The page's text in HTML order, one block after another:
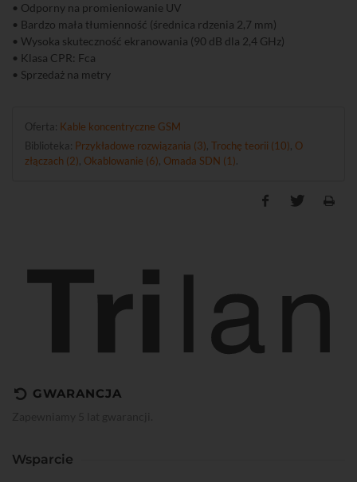
• Odporny na promieniowanie UV
• Bardzo mała tłumienność (średnica rdzenia 2,7 mm)
• Wysoka skuteczność ekranowania (90 dB dla 2,4 GHz)
• Klasa CPR: Fca
• Sprzedaż na metry
Oferta: Kable koncentryczne GSM
Biblioteka: Przykładowe rozwiązania (3) Trochę teorii (10) O
złączach (2) Okablowanie (6) Omada SDN (1)
GWARANCJA
Wsparcie